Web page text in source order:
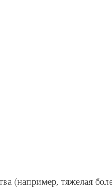
(например, тяжелая